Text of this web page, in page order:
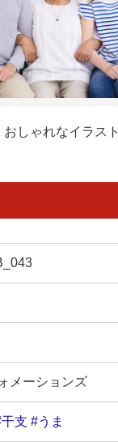
しゃれなイラスト
メーションズ
支 #うま